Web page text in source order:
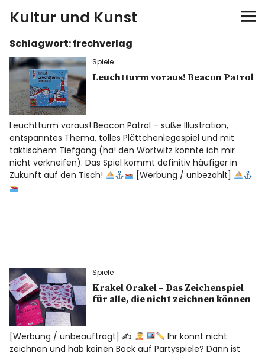
Kultur und Kunst
kultur & kunst
Ausstellungen
Spiele
Konzerte
Museen bei…
Schlagwort:frechverlag
Spiele
Leuchtturm voraus! Beacon Patrol
Leuchtturm voraus! Beacon Patrol – süße Illustration,
entspanntes Thema, tolles Plättchenlegespiel und mit
taktischem Tiefgang (ha! den Wortwitz konnte ich mir
nicht verkneifen). Das Spiel kommt definitiv häufiger in
Zukunft auf den Tisch!
[Werbung / unbezahlt]
Spiele
Krakel Orakel – Das Zeichenspiel
für alle, die nicht zeichnen können
[Werbung / unbeauftragt] ✍
Ihr könnt nicht
zeichnen und hab keinen Bock auf Partyspiele? Dann ist